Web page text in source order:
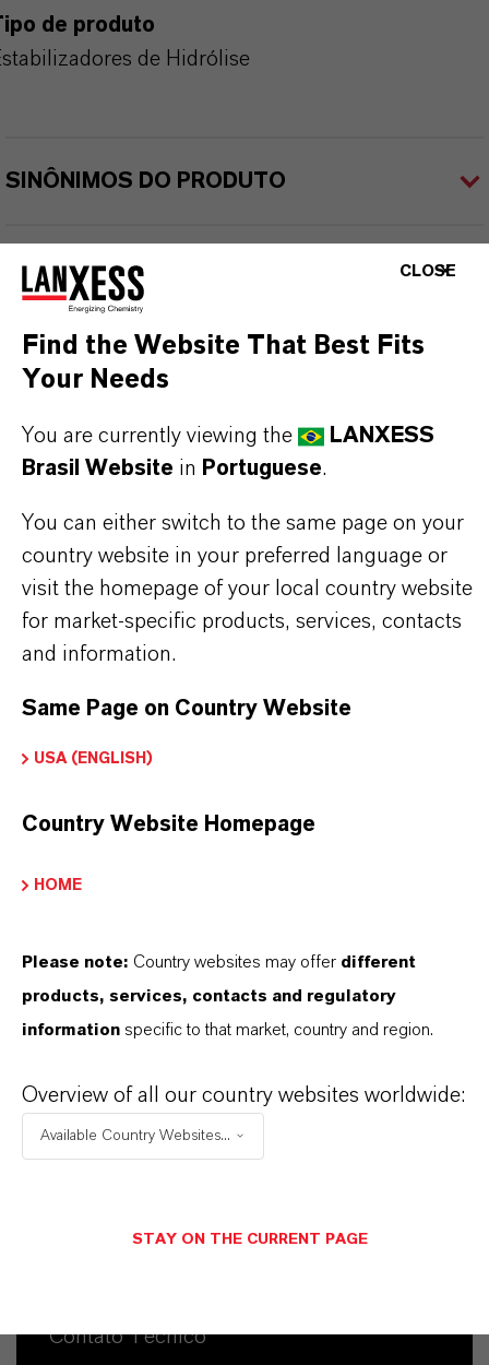
de produto
de Hidrólise
SINÔNIMOS DO PRODUTO
PRODUCT DATA SHEETS
Aqui você pode baixar as fichas técnicas dos
produtos. Ao selecionar uma opção nos menus
suspensos, os links para download serão exibidos.
Contato Comercial
Jens Pfaffmann
Köln
Contato Técnico
CLOSE
Find the Website That Best Fits
Your Needs
You are currently viewing the
LANXESS
Brasil Website in Portuguese.
You can either switch to the same page on your
country website in your preferred language or
visit the homepage of your local country website
for market-specific products, services, contacts
and information.
Same Page on Country Website
USA (ENGLISH)
Country Website Homepage
HOME
Please note: Country websites may offer different
products, services, contacts and regulatory
information specific to that market, country and region.
Overview of all our country websites worldwide:
Available Country Websites...
STAY ON THE CURRENT PAGE